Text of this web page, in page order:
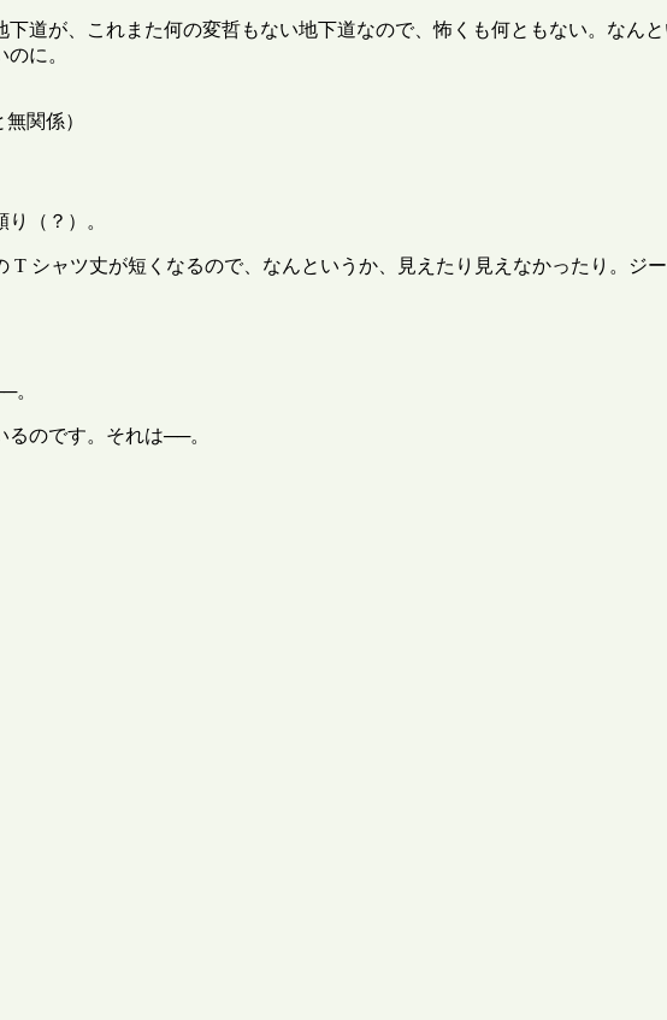
道が、これまた何の変哲もない地下道なので、怖くも何ともない。なん
に。
関係）
（？）。
T シャツ丈が短くなるので、なんというか、見えたり見えなかったり。ジ
。
のです。それは──。